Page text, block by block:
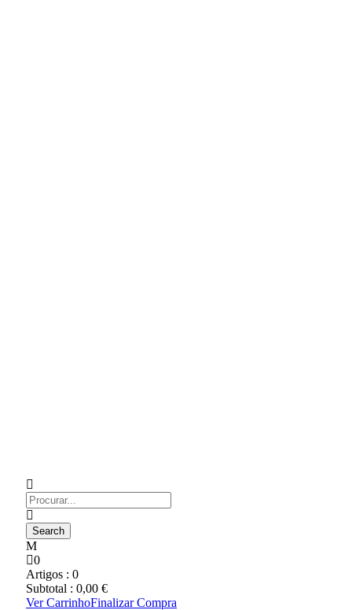
0
Artigos : 0
Subtotal : 0,00 €
Ver CarrinhoFinalizar Compra